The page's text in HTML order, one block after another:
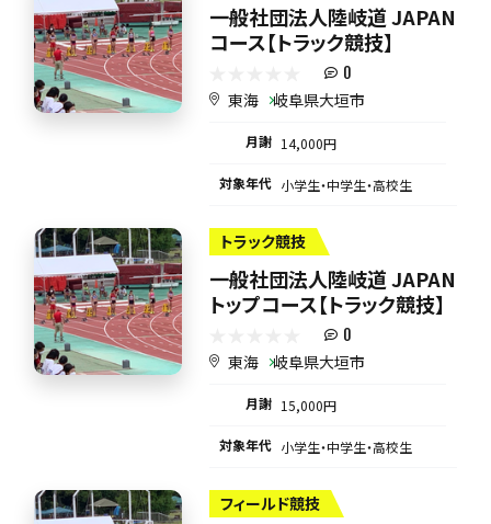
一般社団法人陸岐道 JAPAN
コース【トラック競技】
0
東海 岐阜県大垣市
月謝 14,000円
対象年代 小学生・中学生・高校生
トラック競技
一般社団法人陸岐道 JAPAN
トップコース【トラック競技】
0
東海 岐阜県大垣市
月謝 15,000円
対象年代 小学生・中学生・高校生
フィールド競技